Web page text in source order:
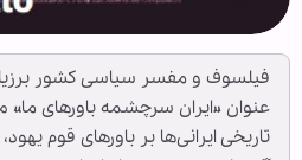
فیلسوف و مفسر سیاسی کشور
عنوان «ایران سرچشمه باورهای ما»
تاریخی ایرانی‌ها بر باورهای قوم